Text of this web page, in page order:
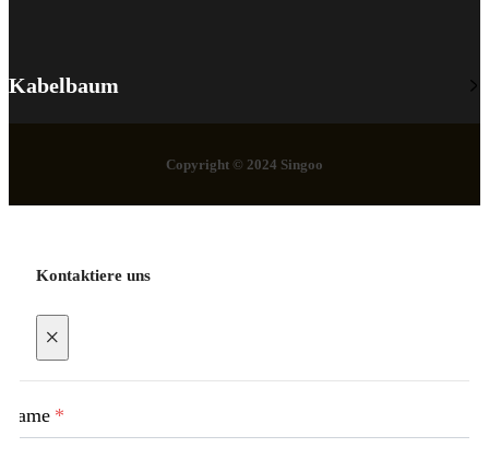
Kabelbaum
Copyright © 2024 Singoo
Kontaktiere uns
×
Name *